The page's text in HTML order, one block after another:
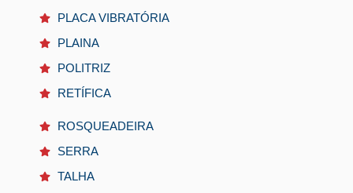
PLACA VIBRATÓRIA
PLAINA
POLITRIZ
RETÍFICA
ROSQUEADEIRA
SERRA
TALHA